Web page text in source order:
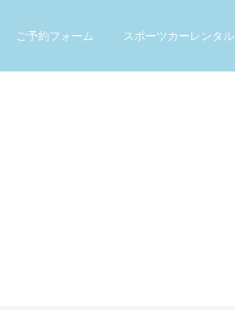
ご予約フォーム スポーツカーレンタル